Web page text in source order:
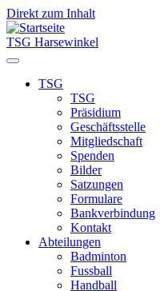
Direkt zum Inhalt
TSG Harsewinkel
TSG
TSG
Präsidium
Geschäftsstelle
Mitgliedschaft
Spenden
Bilder
Satzungen
Formulare
Bankverbindung
Kontakt
Abteilungen
Badminton
Fussball
Handball